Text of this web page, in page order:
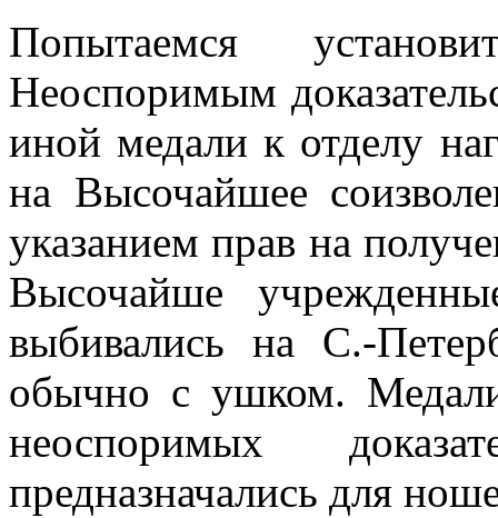
Попытаемся
Неоспоримым
иной медали к отделу
на Высочайшее
указанием прав на
Высочайше
выбивались на С.-
обычно с ушком.
неоспоримых
предназначались для